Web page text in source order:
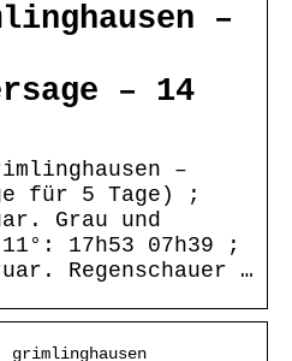
–
– 14
–
für 5 Tage) ;
Grau und
17h53 07h39 ;
Regenschauer …